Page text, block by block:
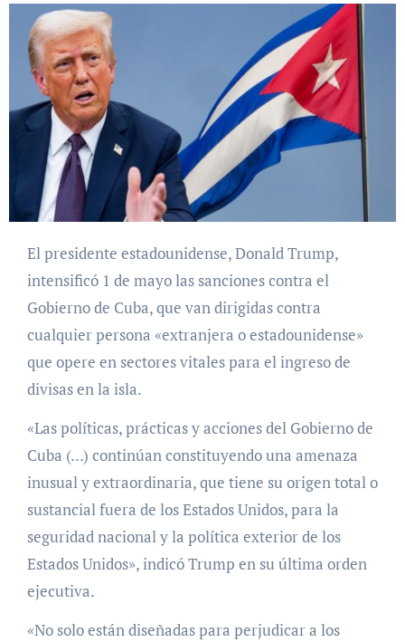
El presidente estadounidense, Donald Trump,
intensificó 1 de mayo las sanciones contra el
Gobierno de Cuba, que van dirigidas contra
cualquier persona «extranjera o estadounidense»
que opere en sectores vitales para el ingreso de
divisas en la isla.
«Las políticas, prácticas y acciones del Gobierno de
Cuba (…) continúan constituyendo una amenaza
inusual y extraordinaria, que tiene su origen total o
sustancial fuera de los Estados Unidos, para la
seguridad nacional y la política exterior de los
Estados Unidos», indicó Trump en su última orden
ejecutiva.
«No solo están diseñadas para perjudicar a los